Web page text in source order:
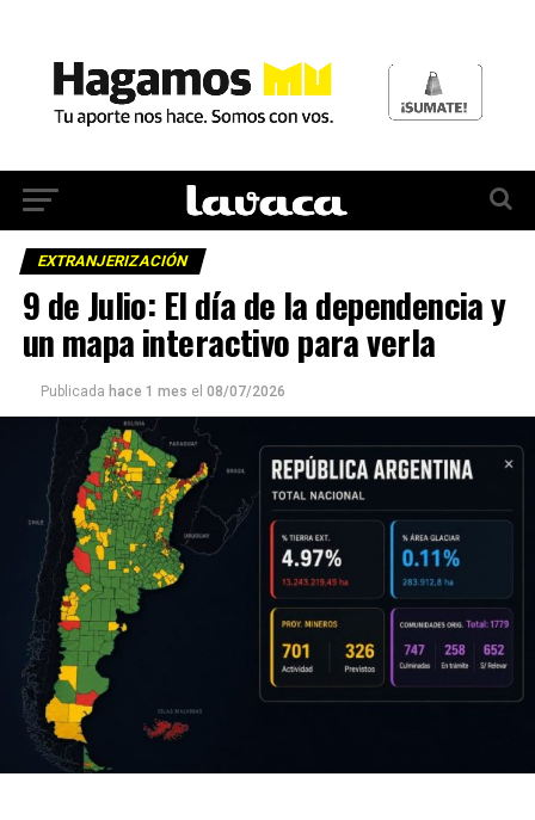
EXTRANJERIZACIÓN
9 de Julio: El día de la dependencia y
un mapa interactivo para verla
Publicada hace 1 mes el 08/07/2026